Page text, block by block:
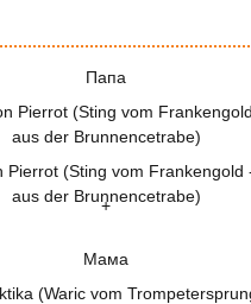
Папа
Pierrot (Sting vom Frankengold
aus der Brunnencetrabe)
Мама